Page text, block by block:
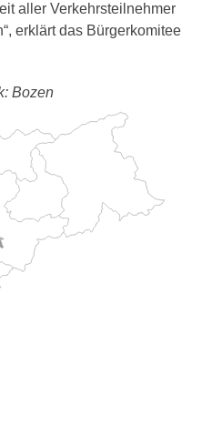
aller Verkehrsteilnehmer
erklärt das Bürgerkomitee
Bozen